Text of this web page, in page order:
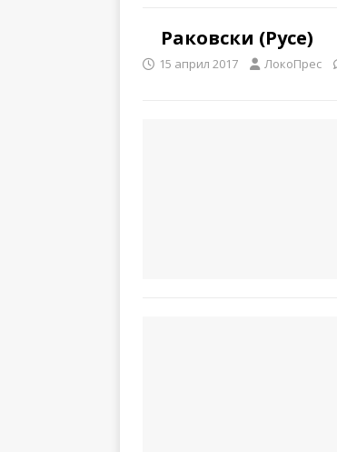
Раковски (Русе)
15 април 2017 ЛокоПрес